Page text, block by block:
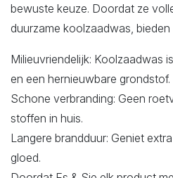
bewuste keuze. Doordat ze
duurzame koolzaadwas,
Milieuvriendelijk: Koolzaadwas
en een hernieuwbare grondstof.
Schone verbranding: Geen
stoffen in huis.
Langere brandduur: Geniet
gloed.